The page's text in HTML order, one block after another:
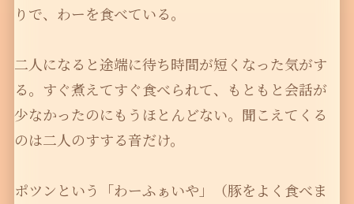
りで、わーを食べている。
二人になると途端に待ち時間が短くなった気がす
る。すぐ煮えてすぐ食べられて、もともと会話が
少なかったのにもうほとんどない。聞こえてくる
のは二人のすする音だけ。
ポツンという「わーふぁいや」（豚をよく食べま